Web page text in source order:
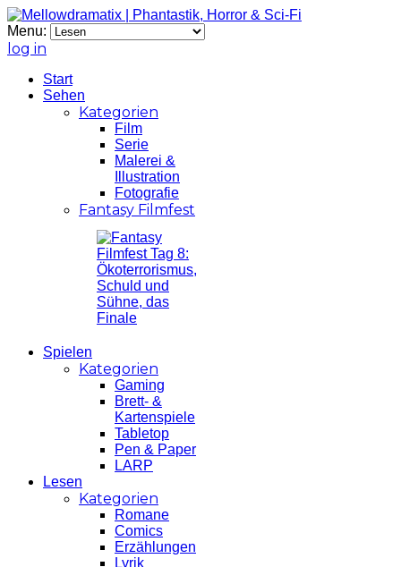
Menu:
log in
Start
Sehen
Kategorien
Film
Serie
Malerei &
Illustration
Fotografie
Fantasy Filmfest
Spielen
Kategorien
Gaming
Brett- &
Kartenspiele
Tabletop
Pen & Paper
LARP
Lesen
Kategorien
Romane
Comics
Erzählungen
Lyrik